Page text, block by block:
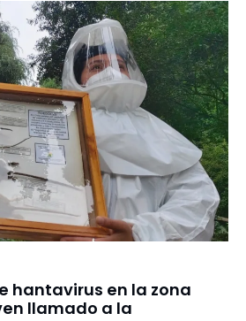
hantavirus en la zona
llamado a la